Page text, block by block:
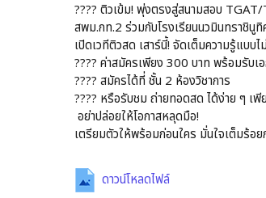
???? ติวเข้ม! พุ่งตรงสู่สนามสอบ
สพม.กท.2 ร่วมกับโรงเรียนนวมินทราชินู
เปิดเวทีติวสด เสาร์นี้! จัดเต็มความรู้แบ
???? ค่าสมัครเพียง 300 บาท พร้อมรับเ
???? สมัครได้ที่ ชั้น 2 ห้องวิชาการ
???? หรือรับชม ถ่ายทอดสด ได้ง่าย ๆ เ
อย่าปล่อยให้โอกาสหลุดมือ!
เตรียมตัวให้พร้อมก่อนใคร มั่นใจเต็มร้อ
ดาวน์โหลดไฟล์